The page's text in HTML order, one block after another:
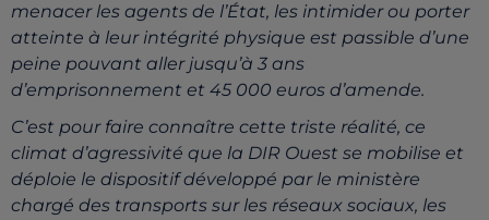
menacer les agents de l’État, les intimider ou porter
atteinte à leur intégrité physique est passible d’une
peine pouvant aller jusqu’à 3 ans
d’emprisonnement et 45 000 euros d’amende.
C’est pour faire connaître cette triste réalité, ce
climat d’agressivité que la DIR Ouest se mobilise et
déploie le dispositif développé par le ministère
chargé des transports sur les réseaux sociaux, les